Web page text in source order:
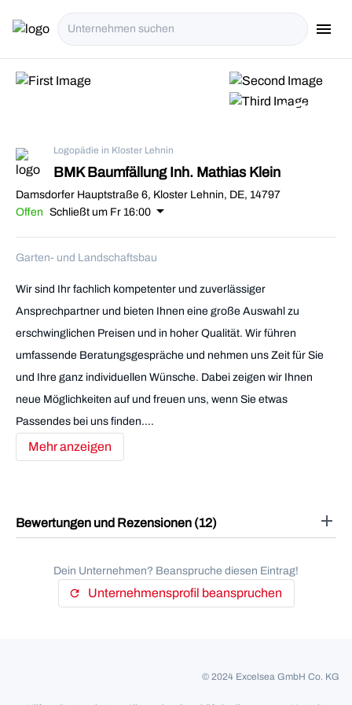
menu
+13
Logopädie in Kloster Lehnin
BMK Baumfällung Inh. Mathias Klein
Damsdorfer Hauptstraße 6, Kloster Lehnin, DE, 14797
Offen Schließt um Fr 16:00 arrow_drop_down
Garten- und Landschaftsbau
Wir sind Ihr fachlich kompetenter und zuverlässiger
Ansprechpartner und bieten Ihnen eine große Auswahl zu
erschwinglichen Preisen und in hoher Qualität. Wir führen
umfassende Beratungsgespräche und nehmen uns Zeit für Sie
und Ihre ganz individuellen Wünsche. Dabei zeigen wir Ihnen
neue Möglichkeiten auf und freuen uns, wenn Sie etwas
Passendes bei uns finden....
Mehr anzeigen
Bewertungen und Rezensionen (12) add
Dein Unternehmen? Beanspruche diesen Eintrag!
refresh Unternehmensprofil beanspruchen
© 2024 Excelsea GmbH Co. KG